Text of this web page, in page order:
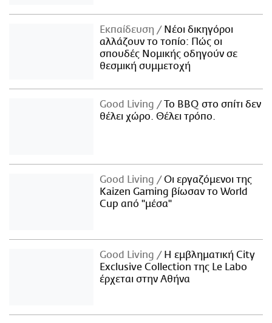
Εκπαίδευση
Νέοι δικηγόροι
αλλάζουν το τοπίο: Πώς οι
σπουδές Νομικής οδηγούν σε
θεσμική συμμετοχή
Good Living
Το BBQ στο σπίτι δεν
θέλει χώρο. Θέλει τρόπο.
Good Living
Οι εργαζόμενοι της
Kaizen Gaming βίωσαν το World
Cup από "μέσα"
Good Living
Η εμβληματική City
Exclusive Collection της Le Labo
έρχεται στην Αθήνα